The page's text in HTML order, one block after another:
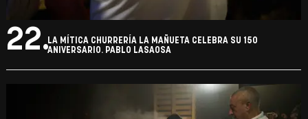
22.LA MÍTICA CHURRERÍA LA MAÑUETA CELEBRA SU 150
ANIVERSARIO. PABLO LASAOSA